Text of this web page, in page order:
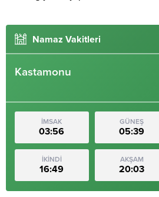
Namaz Vakitleri
Kastamonu
İMSAK
03:56
GÜNEŞ
05:39
İKİNDİ
16:49
AKŞAM
20:03